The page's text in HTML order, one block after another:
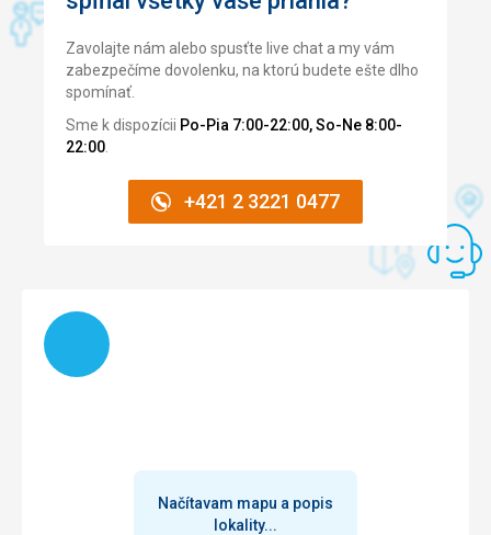
Cena
Pláž
Pláž krásná, čistá. Ale dost vlny což se nedá ovlivnit. Málo
lehátek, ale vždycky to nějak udělali, aby se na nás dostalo.
Strava
Viděla jsem víc pokojů, průměr.
Jak kdo, recepce strašný přístup. Uklízeč super, obsluha v
Táto recenzia bola preložená automaticky pomocou
Google Translate
Zavolajte nám alebo spusťte live chat a my vám
zabezpečíme dovolenku, na ktorú budete ešte dlho
spomínať.
Sme k dispozícii Po-Pia 7:00-22:00, So-Ne 8:00-
22:00
+421 2 3221 0477
Načítam
Načítavam mapu a popis
lokality...